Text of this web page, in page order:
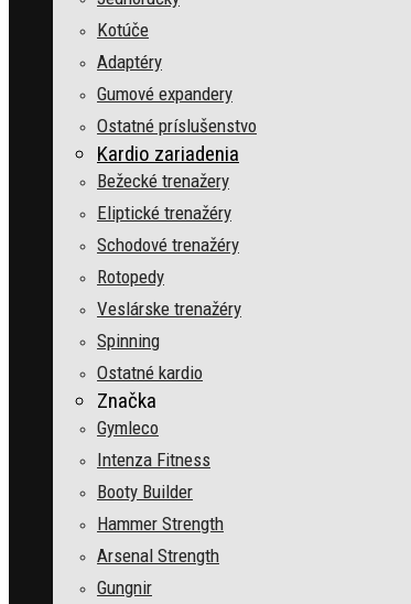
Kotúče
Adaptéry
Gumové expandery
Ostatné príslušenstvo
Kardio zariadenia
Bežecké trenažery
Eliptické trenažéry
Schodové trenažéry
Rotopedy
Veslárske trenažéry
Spinning
Ostatné kardio
Značka
Gymleco
Intenza Fitness
Booty Builder
Hammer Strength
Arsenal Strength
Gungnir